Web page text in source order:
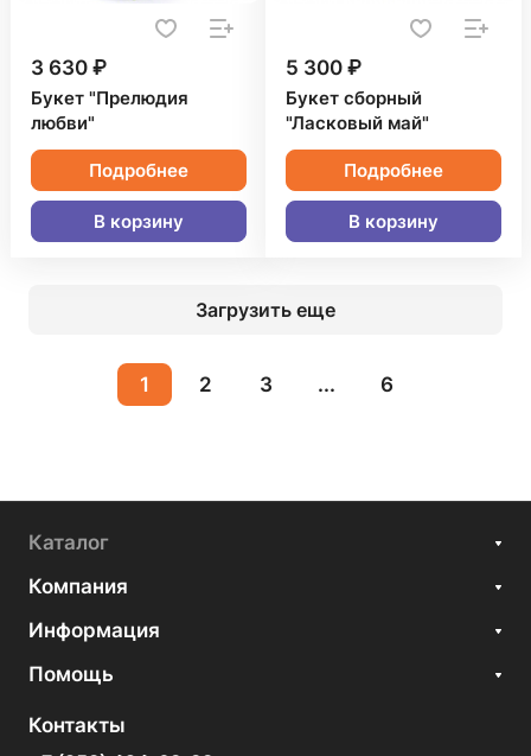
3 630 ₽
Букет "Прелюдия
любви"
Подробнее
В корзину
5 300 ₽
Букет сборный
"Ласковый май"
Подробнее
В корзину
Загрузить еще
1 2 3 ... 6
Каталог
Компания
Информация
Помощь
Контакты